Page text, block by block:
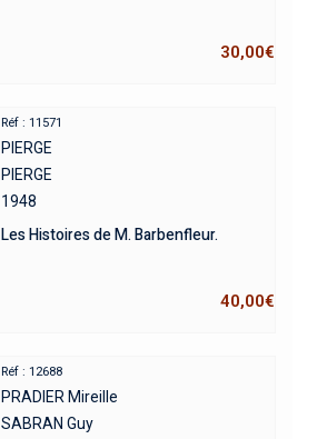
30,00€
Réf : 11571
PIERGE
PIERGE
1948
Les Histoires de M. Barbenfleur.
40,00€
Réf : 12688
PRADIER Mireille
SABRAN Guy